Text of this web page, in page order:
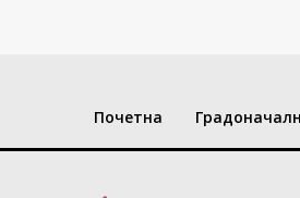
Почетна